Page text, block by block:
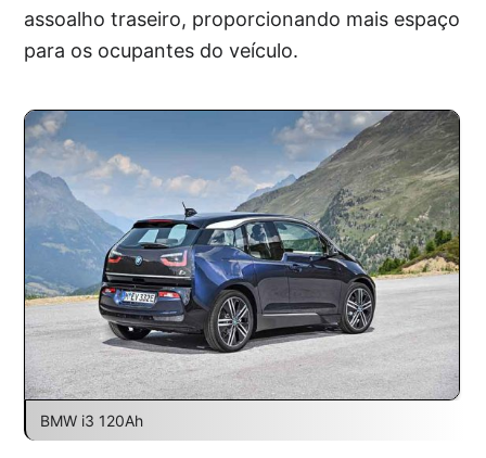
assoalho traseiro, proporcionando mais espaço
para os ocupantes do veículo.
BMW i3 120Ah